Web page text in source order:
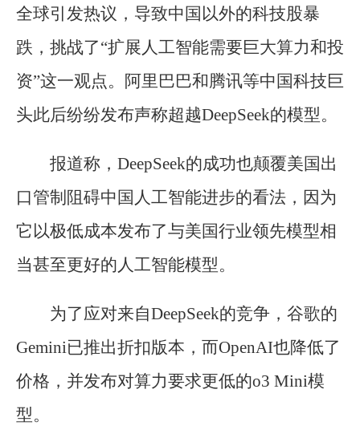
全球引发热议，导致中国以外的科技股暴
跌，挑战了“扩展人工智能需要巨大算力和投
资”这一观点。阿里巴巴和腾讯等中国科技巨
头此后纷纷发布声称超越DeepSeek的模型。
报道称，DeepSeek的成功也颠覆美国出
口管制阻碍中国人工智能进步的看法，因为
它以极低成本发布了与美国行业领先模型相
当甚至更好的人工智能模型。
为了应对来自DeepSeek的竞争，谷歌的
Gemini已推出折扣版本，而OpenAI也降低了
价格，并发布对算力要求更低的o3 Mini模
型。